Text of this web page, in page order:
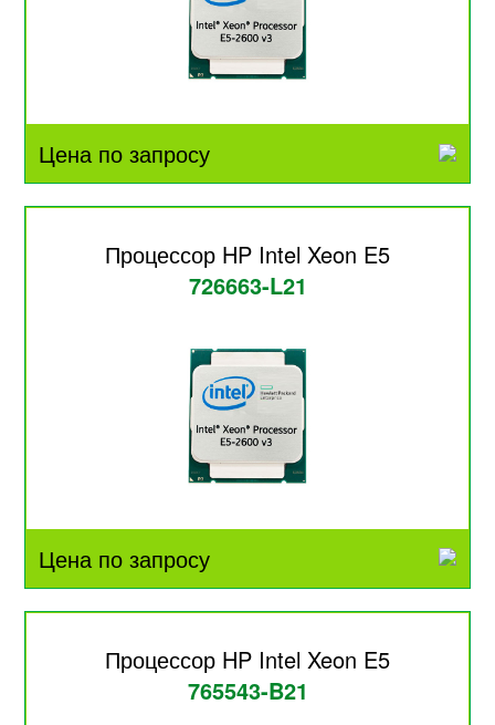
Цена по запросу
Процессор HP Intel Xeon E5
726663-L21
Цена по запросу
Процессор HP Intel Xeon E5
765543-B21